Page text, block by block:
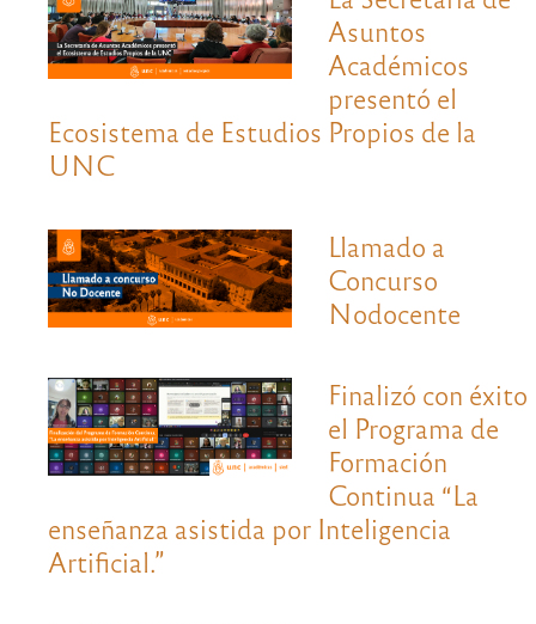
Asuntos
Académicos
presentó el
Ecosistema de Estudios Propios de la
UNC
Llamado a
Concurso
Nodocente
Finalizó con éxito
el Programa de
Formación
Continua “La
enseñanza asistida por Inteligencia
Artificial.”